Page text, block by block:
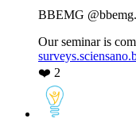
BBEMG
on
Bluesky
BBEMG
Our seminar is
❤️ 2
View
post